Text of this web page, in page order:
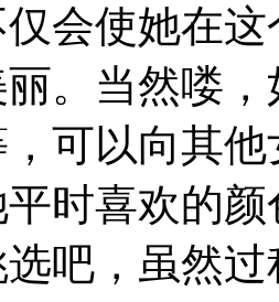
仅会使她在
。当然喽
可以向其
时喜欢的
吧，虽然